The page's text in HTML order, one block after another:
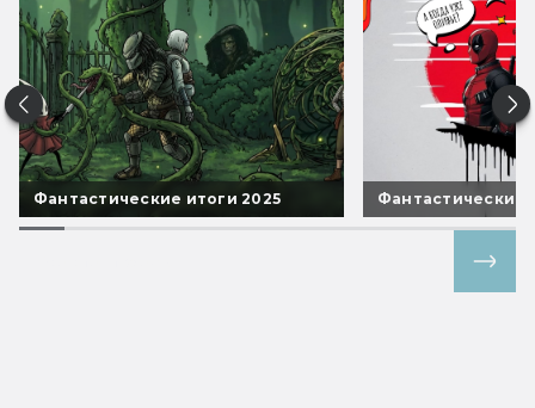
Фантастические итоги 2025 Фантастические